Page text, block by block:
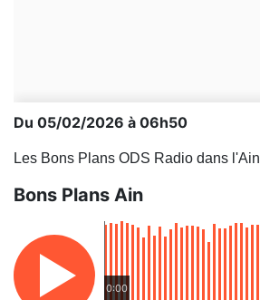
Du 05/02/2026 à 06h50
Les Bons Plans ODS Radio dans l'Ain
Bons Plans Ain
0:00